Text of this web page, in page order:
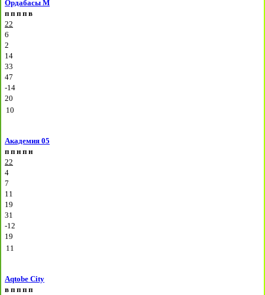
Ордабасы М
п п п п в
22
6
2
14
33
47
-14
20
10
Академия 05
п п н п н
22
4
7
11
19
31
-12
19
11
Aqtobe City
в п п п п